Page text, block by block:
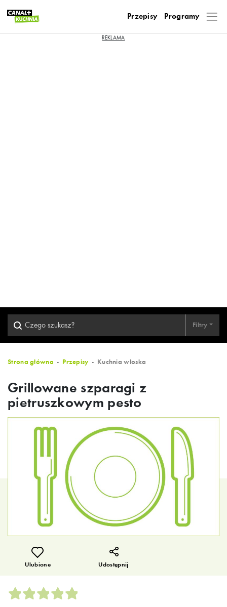
Przepisy Programy
Filtry
Strona główna Przepisy Kuchnia włoska
Grillowane szparagi z
pietruszkowym pesto
Ulubione Udostępnij